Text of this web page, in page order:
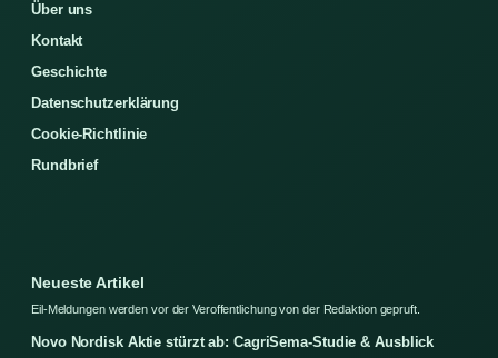
Über uns
Kontakt
Geschichte
Datenschutzerklärung
Cookie-Richtlinie
Rundbrief
Neueste Artikel
Eil-Meldungen werden vor der Veroffentlichung von der Redaktion gepruft.
Novo Nordisk Aktie stürzt ab: CagriSema-Studie & Ausblick